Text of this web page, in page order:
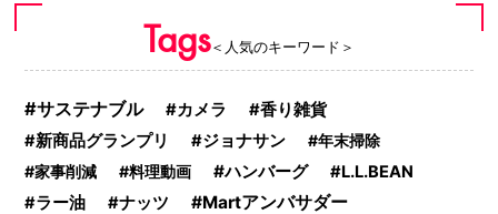
Tags＜人気のキーワード＞
サステナブル カメラ
香り雑貨
新商品グランプリ
ジョナサン
年末掃除
家事削減
料理動画 ハンバーグ
L.L.BEAN
ラー油
ナッツ
Martアンバサダー